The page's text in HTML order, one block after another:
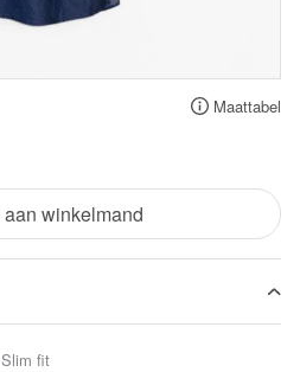
Maattabel
winkelmand
Slim fit